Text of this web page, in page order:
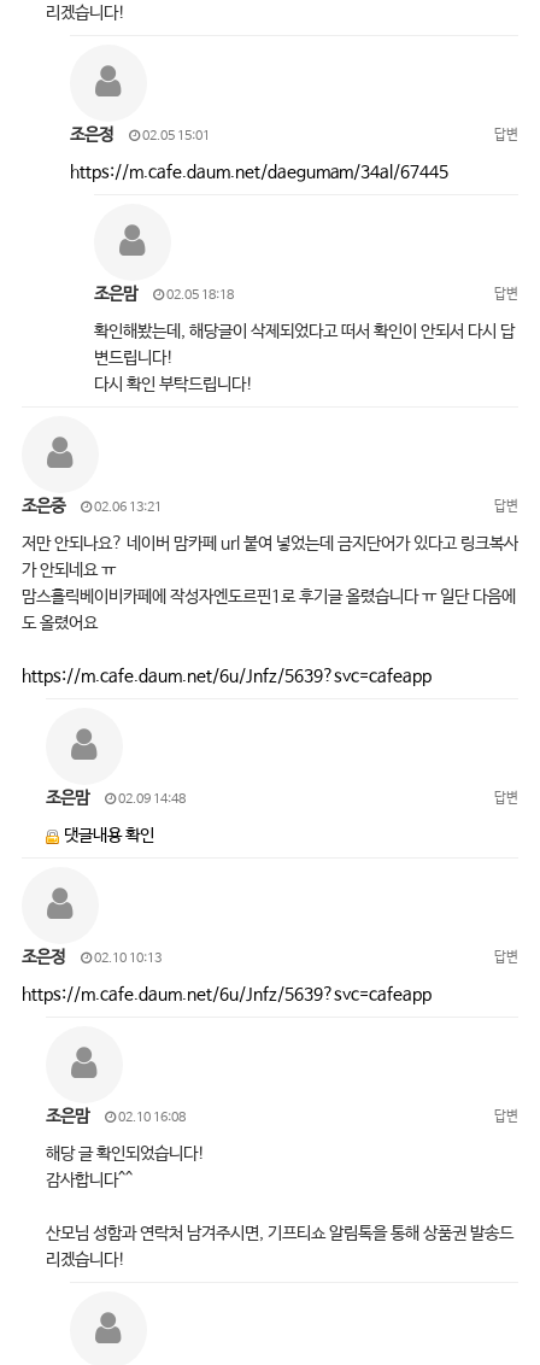
리겠습니다!
조은정 02.05 15:01 답변
https://m.cafe.daum.net/daegumam/34al/67445
조은맘 02.05 18:18 답변
확인해봤는데, 해당글이 삭제되었다고 떠서 확인이 안되서 다시 답
변드립니다!
다시 확인 부탁드립니다!
조은중 02.06 13:21 답변
저만 안되나요? 네이버 맘카페 url 붙여 넣었는데 금지단어가 있다고 링크복사
가 안되네요 ㅠ
맘스홀릭베이비카페에 작성자엔도르핀1로 후기글 올렸습니다 ㅠ 일단 다음에
도 올렸어요
https://m.cafe.daum.net/6u/Jnfz/5639?svc=cafeapp
조은맘 02.09 14:48 답변
댓글내용 확인
조은정 02.10 10:13 답변
https://m.cafe.daum.net/6u/Jnfz/5639?svc=cafeapp
조은맘 02.10 16:08 답변
해당 글 확인되었습니다!
감사합니다^^
산모님 성함과 연락처 남겨주시면, 기프티쇼 알림톡을 통해 상품권 발송드
리겠습니다!